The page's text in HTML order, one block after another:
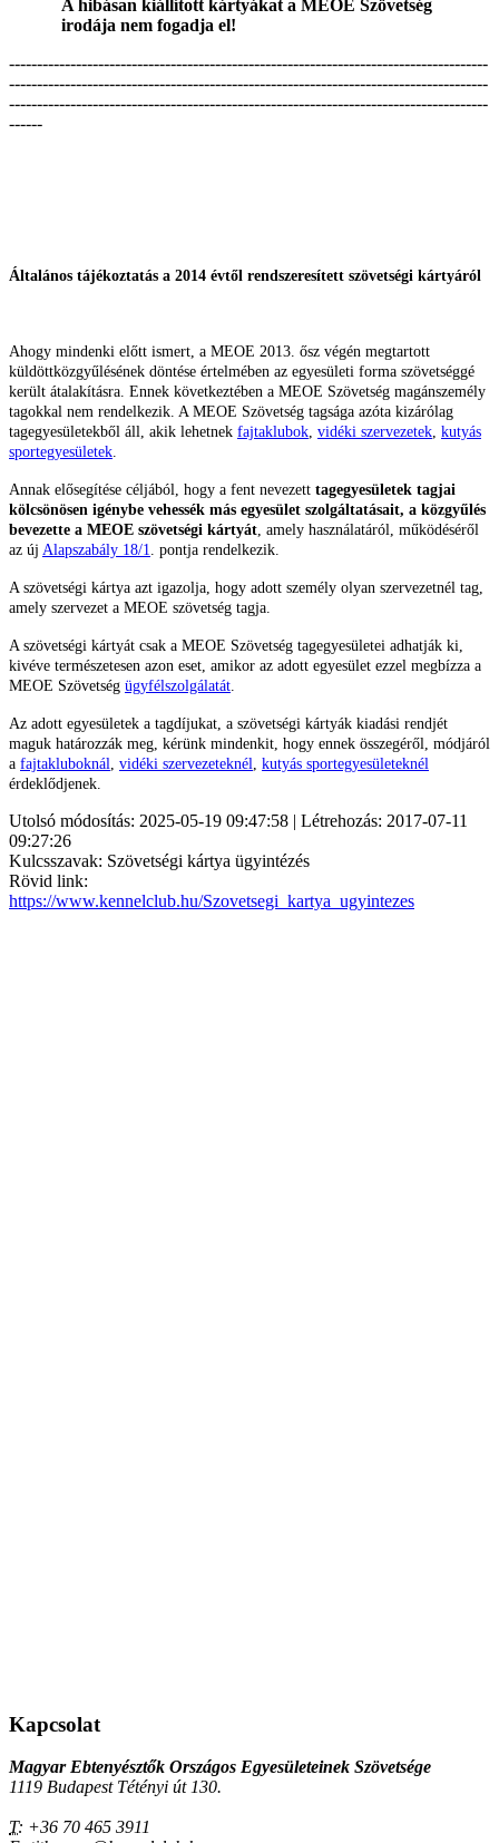
A hibásan kiállított kártyákat a MEOE Szövetség
irodája nem fogadja el!
--------------------------------------------------------------------------------------
--------------------------------------------------------------------------------------
--------------------------------------------------------------------------------------
------
Általános tájékoztatás a 2014 évtől rendszeresített szövetségi kártyáról
Ahogy mindenki előtt ismert, a MEOE 2013. ősz végén megtartott
küldöttközgyűlésének döntése értelmében az egyesületi forma szövetséggé
került átalakításra. Ennek következtében a MEOE Szövetség magánszemély
tagokkal nem rendelkezik. A MEOE Szövetség tagsága azóta kizárólag
tagegyesületekből áll, akik lehetnek fajtaklubok vidéki szervezetek kutyás
sportegyesületek
Annak elősegítése céljából, hogy a fent nevezett tagegyesületek tagjai
kölcsönösen igénybe vehessék más egyesület szolgáltatásait, a közgyűlés
bevezette a MEOE szövetségi kártyát , amely használatáról, működéséről
az új Alapszabály 18/1 . pontja rendelkezik.
A szövetségi kártya azt igazolja, hogy adott személy olyan szervezetnél tag,
amely szervezet a MEOE szövetség tagja.
A szövetségi kártyát csak a MEOE Szövetség tagegyesületei adhatják ki,
kivéve természetesen azon eset, amikor az adott egyesület ezzel megbízza a
MEOE Szövetség ügyfélszolgálatát
Az adott egyesületek a tagdíjukat, a szövetségi kártyák kiadási rendjét
maguk határozzák meg, kérünk mindenkit, hogy ennek összegéről, módjáról
a fajtakluboknál vidéki szervezeteknél
kutyás sportegyesületeknél
érdeklődjenek.
Utolsó módosítás: 2025-05-19 09:47:58 | Létrehozás: 2017-07-11
09:27:26
Kulcsszavak: Szövetségi kártya ügyintézés
Rövid link:
https://www.kennelclub.hu/Szovetsegi_kartya_ugyintezes
Kapcsolat
Magyar Ebtenyésztők Országos Egyesületeinek Szövetsége
1119 Budapest Tétényi út 130.
T: +36 70 465 3911